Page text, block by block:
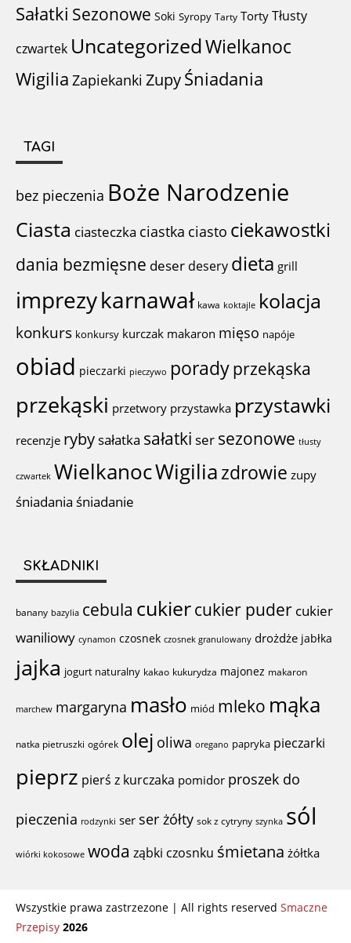
Sałatki Sezonowe Soki Syropy Tarty Torty Tłusty
czwartek UncategorizedWielkanoc
Wigilia Zapiekanki ZupyŚniadania
TAGI
bez pieczenia Boże Narodzenie
Ciasta ciasteczka ciastka ciasto ciekawostki
dania bezmięsne deser desery dieta grill
imprezykarnawał kawa koktajle kolacja
konkurs konkursy kurczak makaron mięso napóje
obiad pieczarki pieczywo poradyprzekąska
przekąski przetwory przystawka przystawki
recenzje ryby sałatka sałatki ser sezonowe tłusty
czwartek WielkanocWigiliazdrowie zupy
śniadania śniadanie
SKŁADNIKI
banany bazylia cebula cukiercukier puder cukier
waniliowy cynamon czosnek czosnek granulowany drożdże jabłka
jajka jogurt naturalny kakao kukurydza majonez makaron
marchew margaryna masło miód mleko mąka
natka pietruszki ogórek olej oliwa oregano papryka pieczarki
pieprz pierś z kurczaka pomidor proszek do
pieczenia rodzynki ser ser żółty sok z cytryny szynka sól
wiórki kokosowe woda ząbki czosnku śmietana żółtka
Wszystkie prawa zastrzezone | All rights reserved Smaczne
Przepisy 2026